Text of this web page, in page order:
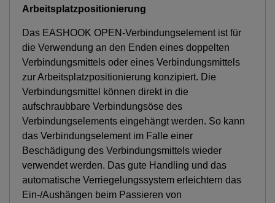
Arbeitsplatzpositionierung
Das EASHOOK OPEN-Verbindungselement ist für
die Verwendung an den Enden eines doppelten
Verbindungsmittels oder eines Verbindungsmittels
zur Arbeitsplatzpositionierung konzipiert. Die
Verbindungsmittel können direkt in die
aufschraubbare Verbindungsöse des
Verbindungselements eingehängt werden. So kann
das Verbindungselement im Falle einer
Beschädigung des Verbindungsmittels wieder
verwendet werden. Das gute Handling und das
automatische Verriegelungssystem erleichtern das
Ein-/Aushängen beim Passieren von